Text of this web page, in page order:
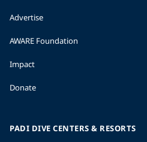
Advertise
AWARE Foundation
Impact
Donate
PADI DIVE CENTERS & RESORTS